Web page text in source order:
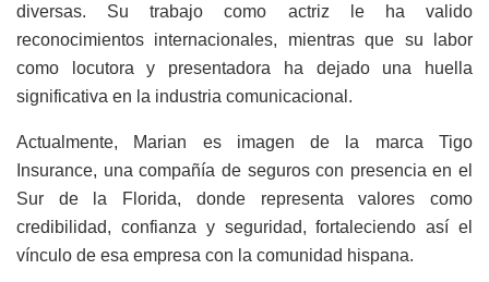
diversas. Su trabajo como actriz le ha valido
reconocimientos internacionales, mientras que su labor
como locutora y presentadora ha dejado una huella
significativa en la industria comunicacional.
Actualmente, Marian es imagen de la marca Tigo
Insurance, una compañía de seguros con presencia en el
Sur de la Florida, donde representa valores como
credibilidad, confianza y seguridad, fortaleciendo así el
vínculo de esa empresa con la comunidad hispana.